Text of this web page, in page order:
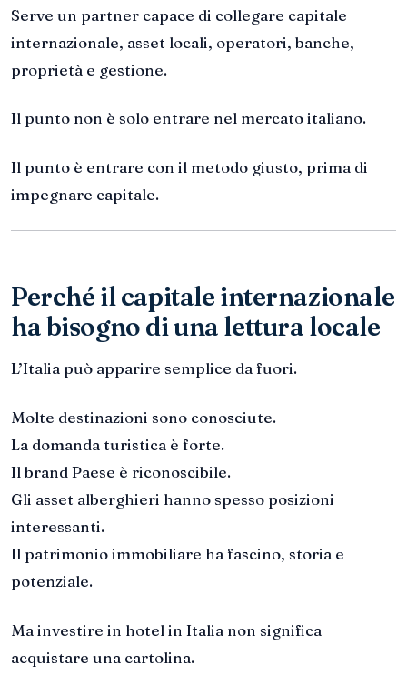
Serve un partner capace di collegare capitale
internazionale, asset locali, operatori, banche,
proprietà e gestione.
Il punto non è solo entrare nel mercato italiano.
Il punto è entrare con il metodo giusto, prima di
impegnare capitale.
Perché il capitale internazionale
ha bisogno di una lettura locale
L’Italia può apparire semplice da fuori.
Molte destinazioni sono conosciute.
La domanda turistica è forte.
Il brand Paese è riconoscibile.
Gli asset alberghieri hanno spesso posizioni
interessanti.
Il patrimonio immobiliare ha fascino, storia e
potenziale.
Ma investire in hotel in Italia non significa
acquistare una cartolina.